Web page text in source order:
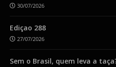
30/07/2026
Ediçao 288
27/07/2026
Sem o Brasil, quem leva a